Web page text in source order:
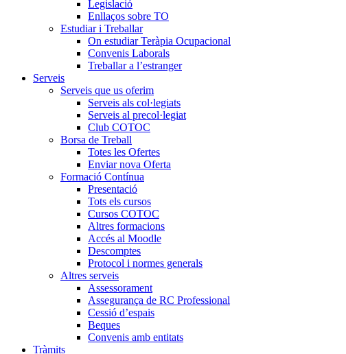
Legislació
Enllaços sobre TO
Estudiar i Treballar
On estudiar Teràpia Ocupacional
Convenis Laborals
Treballar a l’estranger
Serveis
Serveis que us oferim
Serveis als col·legiats
Serveis al precol·legiat
Club COTOC
Borsa de Treball
Totes les Ofertes
Enviar nova Oferta
Formació Contínua
Presentació
Tots els cursos
Cursos COTOC
Altres formacions
Accés al Moodle
Descomptes
Protocol i normes generals
Altres serveis
Assessorament
Assegurança de RC Professional
Cessió d’espais
Beques
Convenis amb entitats
Tràmits